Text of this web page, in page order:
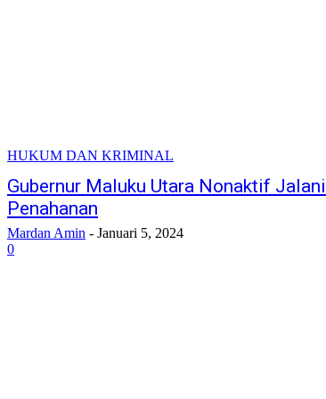
HUKUM DAN KRIMINAL
Gubernur Maluku Utara Nonaktif
Penahanan
Mardan Amin - Januari 5, 2024
0